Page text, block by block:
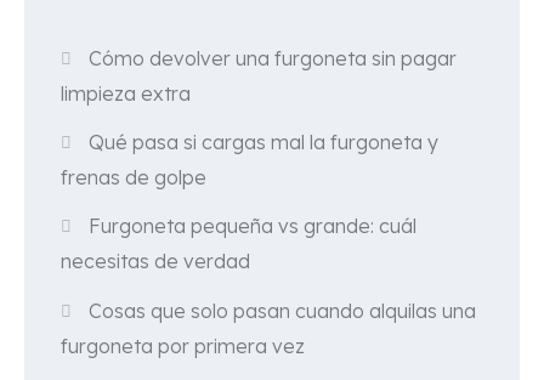
Cómo devolver una furgoneta sin pagar
limpieza extra
Qué pasa si cargas mal la furgoneta y
frenas de golpe
Furgoneta pequeña vs grande: cuál
necesitas de verdad
Cosas que solo pasan cuando alquilas una
furgoneta por primera vez